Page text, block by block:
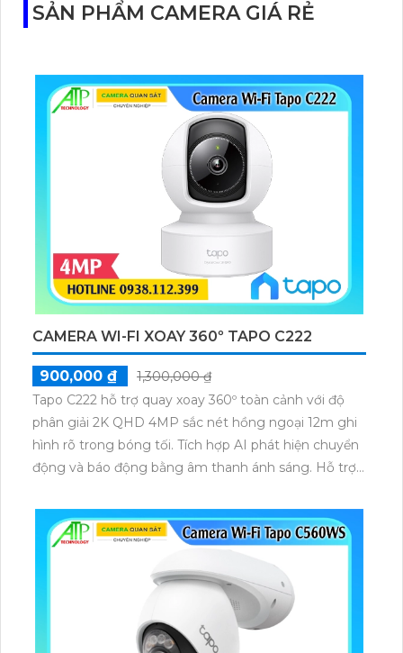
SẢN PHẨM CAMERA GIÁ RẺ
CAMERA WI-FI XOAY 360º TAPO C222
900,000 ₫
1,300,000 ₫
Tapo C222 hỗ trợ quay xoay 360º toàn cảnh với độ
phân giải 2K QHD 4MP sắc nét hồng ngoại 12m ghi
hình rõ trong bóng tối. Tích hợp AI phát hiện chuyển
động và báo động bằng âm thanh ánh sáng. Hỗ trợ
512GB và điều khiển bằng giọng nói tiện lợi.